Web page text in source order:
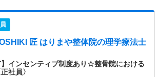
匠 はりまや整体院の理学療法士
】インセンティブ制度あり☆整骨院における
社員〉